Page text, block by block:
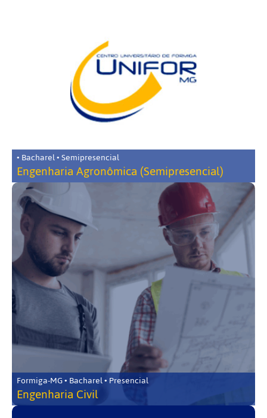
• Bacharel • Semipresencial
Engenharia Agronômica (Semipresencial)
Formiga-MG • Bacharel • Presencial
Engenharia Civil